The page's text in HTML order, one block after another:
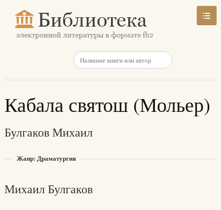
Кабала святош (Мольер)
Булгаков Михаил
Жанр: Драматургия
Михаил Булгаков